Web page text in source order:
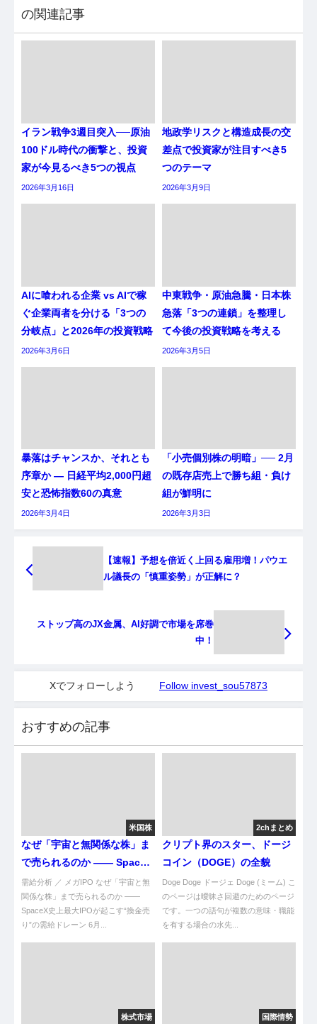
の関連記事
イラン戦争3週目突入──原油
100ドル時代の衝撃と、投資
家が今見るべき5つの視点
2026年3月16日
地政学リスクと構造成長の交
差点で投資家が注目すべき5
つのテーマ
2026年3月9日
AIに喰われる企業 vs AIで稼
ぐ企業両者を分ける「3つの
分岐点」と2026年の投資戦略
2026年3月6日
中東戦争・原油急騰・日本株
急落「3つの連鎖」を整理し
て今後の投資戦略を考える
2026年3月5日
暴落はチャンスか、それとも
序章か ― 日経平均2,000円超
安と恐怖指数60の真意
2026年3月4日
「小売個別株の明暗」── 2月
の既存店売上で勝ち組・負け
組が鮮明に
2026年3月3日
【速報】予想を倍近く上回る雇用増！パウエ
ル議長の「慎重姿勢」が正解に？
ストップ高のJX金属、AI好調で市場を席巻
中！
Xでフォローしよう Follow invest_sou57873
おすすめの記事
米国株
なぜ「宇宙と無関係な株」ま
で売られるのか ―― SpaceX
史上最大IPOが起こす“換金売
り”の需給ドレーン
需給分析 ／ メガIPO なぜ「宇宙と無
関係な株」まで売られるのか ――
SpaceX史上最大IPOが起こす“換金売
り”の需給ドレーン 6月...
2chまとめ
クリプト界のスター、ドージ
コイン（DOGE）の全貌
Doge Doge ドージェ Doge (ミーム) こ
のページは曖昧さ回避のためのページ
です。一つの語句が複数の意味・職能
を有する場合の水先...
株式市場 国際情勢